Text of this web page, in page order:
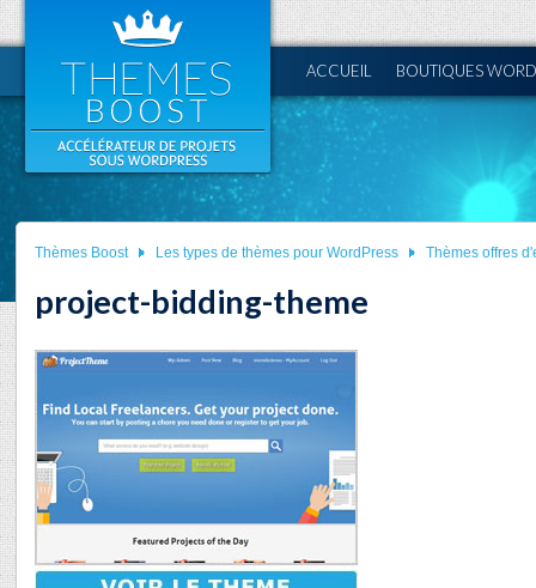
ACCUEIL BOUTIQUES
Thèmes Boost Les types de thèmes pour WordPress Thèmes offres
project-bidding-theme